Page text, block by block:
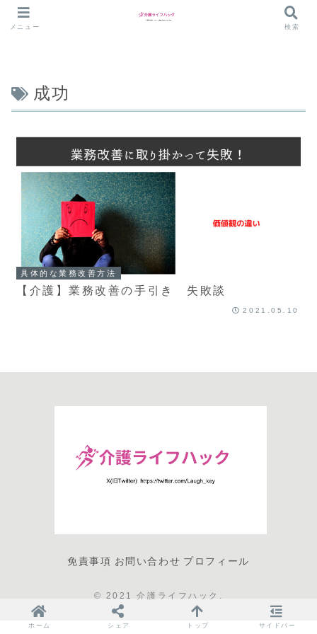
成功
具体的な業務改善方法
【介護】業務改善の手引き 失敗談
2021.05.10
免責事項 お問い合わせ プロフィール
© 2021 介護ライフハック.
メニュー 検索
ホーム シェア トップ サイドバー